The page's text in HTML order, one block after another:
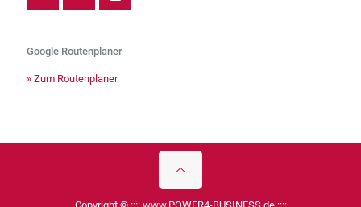
Google Routenplaner
» Zum Routenplaner